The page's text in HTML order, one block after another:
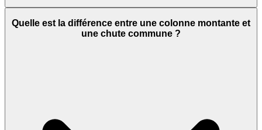
Quelle est la différence entre une colonne montante et
une chute commune ?